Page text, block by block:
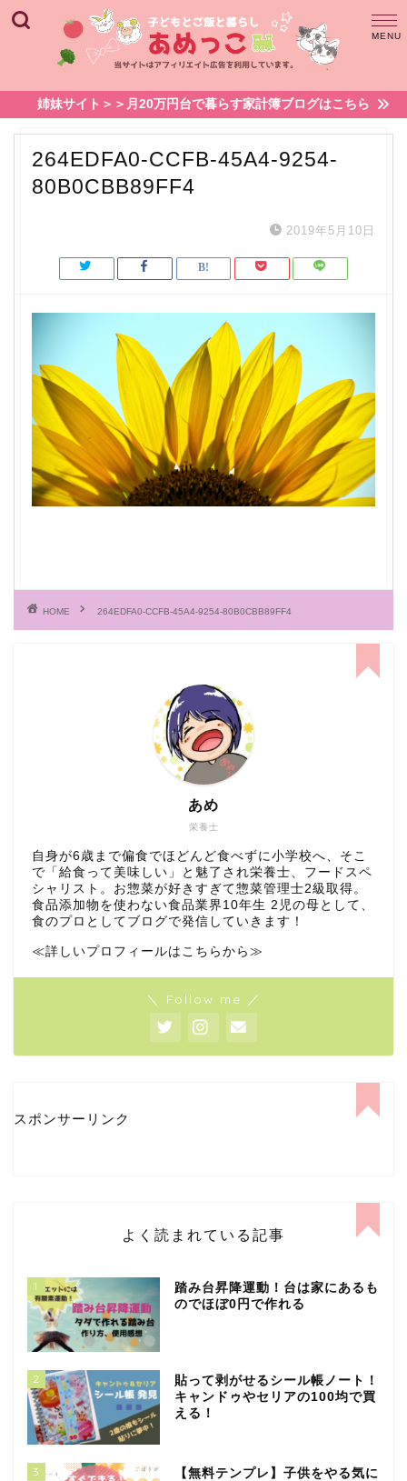
姉妹サイト＞＞月20万円台で暮らす家計簿ブログはこちら
264EDFA0-CCFB-45A4-9254-
80B0CBB89FF4
2019年5月10日
HOME 264EDFA0-CCFB-45A4-9254-80B0CBB89FF4
栄養士
あめ
自身が6歳まで偏食でほどんど食べずに小学校へ、そこ
で「給食って美味しい」と魅了され栄養士、フードスペ
シャリスト。お惣菜が好きすぎて惣菜管理士2級取得。
食品添加物を使わない食品業界10年生 2児の母として、
食のプロとしてブログで発信していきます！
≪詳しいプロフィールはこちらから≫
＼ Follow me ／
スポンサーリンク
よく読まれている記事
1
踏み台昇降運動！台は家にあるも
のでほぼ0円で作れる
2
貼って剥がせるシール帳ノート！
キャンドゥやセリアの100均で買
える！
3
【無料テンプレ】子供をやる気に